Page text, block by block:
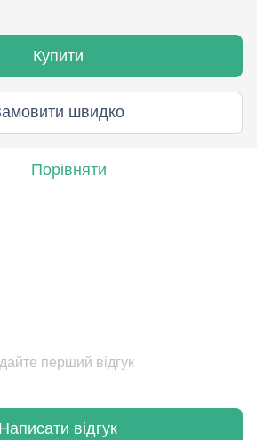
Купити
швидко
Порівняти
перший відгук
Написати відгук